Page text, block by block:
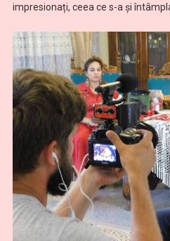
impresionați, ceea ce s-a și